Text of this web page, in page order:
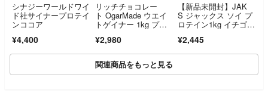
シナジーワールドワイ
ド社サイナープロテイ
ンココア
¥4,400
リッチチョコレー
ト OgarMade ウエイ
トゲイナー 1kg プロ
¥2,980
【新品未開封】JAK
S ジャックス ソイ プ
ロテイン1kg イチゴミ
¥2,445
関連商品をもっと見る